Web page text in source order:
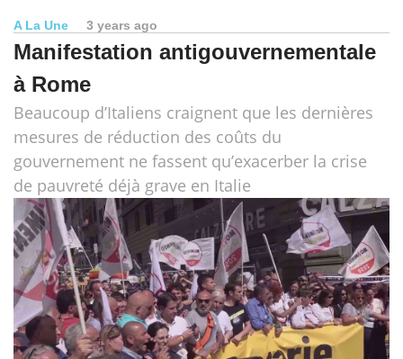
A La Une 3 years ago
Manifestation antigouvernementale
à Rome
Beaucoup d’Italiens craignent que les dernières
mesures de réduction des coûts du
gouvernement ne fassent qu’exacerber la crise
de pauvreté déjà grave en Italie